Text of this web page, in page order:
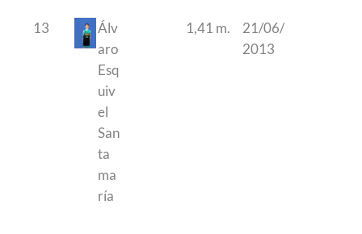
13
Álv
aro
Esq
uiv
el
San
ta
ma
ría
1,41 m.
21/06/
2013